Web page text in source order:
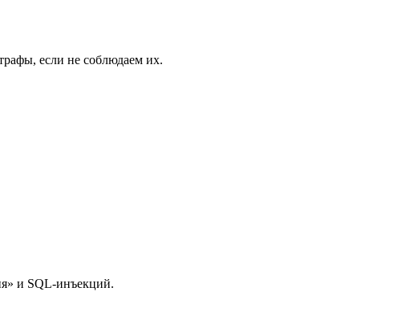
если не соблюдаем их.
и SQL-инъекций.